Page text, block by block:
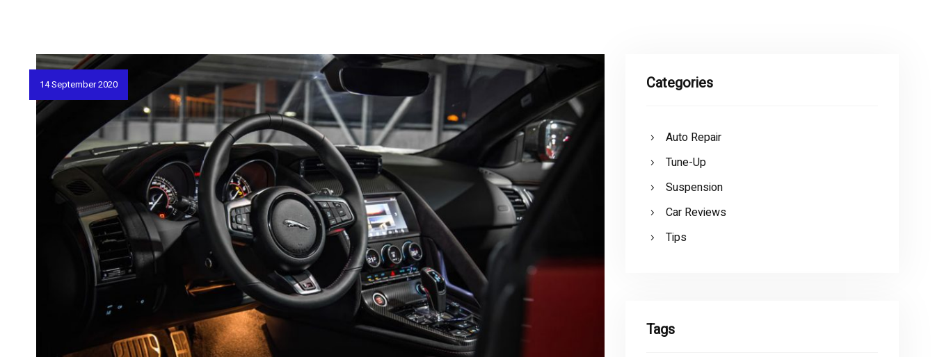
14 September 2020 Categories
Auto Repair
Tune-Up
Suspension
Car Reviews
Tips
Tags